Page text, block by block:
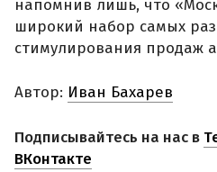
напомнив лишь, что
широкий набор самых
стимулирования продаж
Автор: Иван Бахарев
Подписывайтесь на нас в
ВКонтакте